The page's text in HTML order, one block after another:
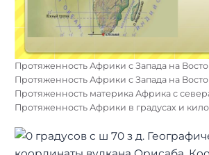
Протяженность Африки с Запада на
Протяженность Африки с Запада на
Протяженность материка Африка с
Протяженность Африки в градусах и